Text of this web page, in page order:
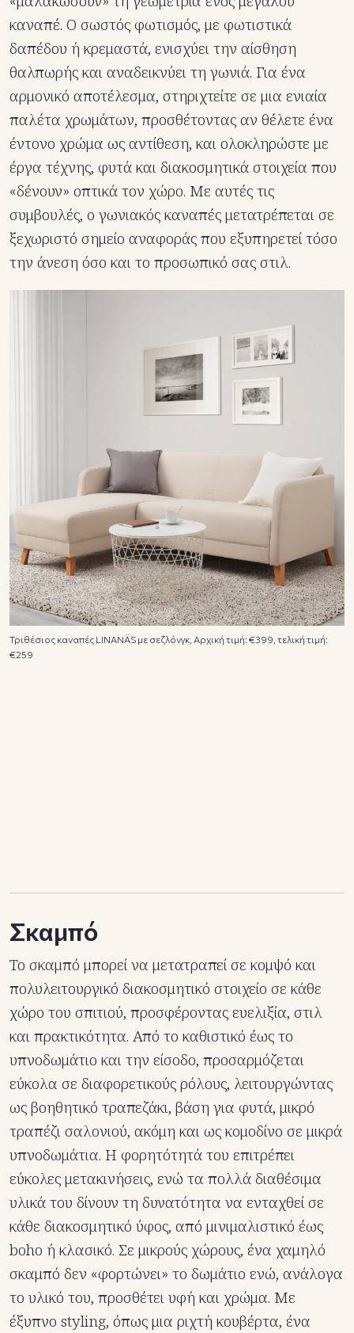
καναπέ. Ο σωστός φωτισμός, με φωτιστικά
δαπέδου ή κρεμαστά, ενισχύει την αίσθηση
θαλπωρής και αναδεικνύει τη γωνιά. Για ένα
αρμονικό αποτέλεσμα, στηριχτείτε σε μια ενιαία
παλέτα χρωμάτων, προσθέτοντας αν θέλετε ένα
έντονο χρώμα ως αντίθεση, και ολοκληρώστε με
έργα τέχνης, φυτά και διακοσμητικά στοιχεία που
«δένουν» οπτικά τον χώρο. Με αυτές τις
συμβουλές, ο γωνιακός καναπές μετατρέπεται σε
ξεχωριστό σημείο αναφοράς που εξυπηρετεί τόσο
την άνεση όσο και το προσωπικό σας στιλ.
Τριθέσιος καναπές LINANÄS με σεζλόνγκ, Αρχική τιμή: €399, τελική τιμή:
€259
Σκαμπό
Το σκαμπό μπορεί να μετατραπεί σε κομψό και
πολυλειτουργικό διακοσμητικό στοιχείο σε κάθε
χώρο του σπιτιού, προσφέροντας ευελιξία, στιλ
και πρακτικότητα. Από το καθιστικό έως το
υπνοδωμάτιο και την είσοδο, προσαρμόζεται
εύκολα σε διαφορετικούς ρόλους, λειτουργώντας
ως βοηθητικό τραπεζάκι, βάση για φυτά, μικρό
τραπέζι σαλονιού, ακόμη και ως κομοδίνο σε μικρά
υπνοδωμάτια. Η φορητότητά του επιτρέπει
εύκολες μετακινήσεις, ενώ τα πολλά διαθέσιμα
υλικά του δίνουν τη δυνατότητα να ενταχθεί σε
κάθε διακοσμητικό ύφος, από μινιμαλιστικό έως
boho ή κλασικό. Σε μικρούς χώρους, ένα χαμηλό
σκαμπό δεν «φορτώνει» το δωμάτιο ενώ, ανάλογα
το υλικό του, προσθέτει υφή και χρώμα. Με
έξυπνο styling, όπως μια ριχτή κουβέρτα, ένα